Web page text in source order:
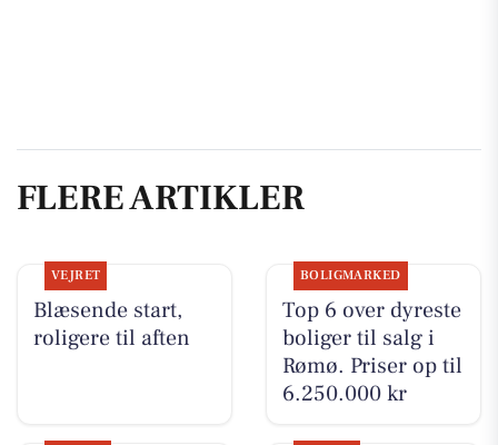
FLERE ARTIKLER
VEJRET
Blæsende start,
roligere til aften
BOLIGMARKED
Top 6 over dyreste
boliger til salg i
Rømø. Priser op til
6.250.000 kr